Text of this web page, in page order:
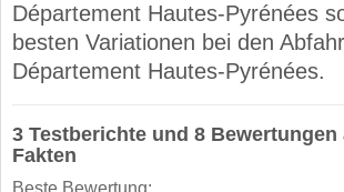
Département Hautes-Pyrénées
besten Variationen bei den
Département Hautes-Pyrénées.
3 Testberichte und 8 Bewertungen
Fakten